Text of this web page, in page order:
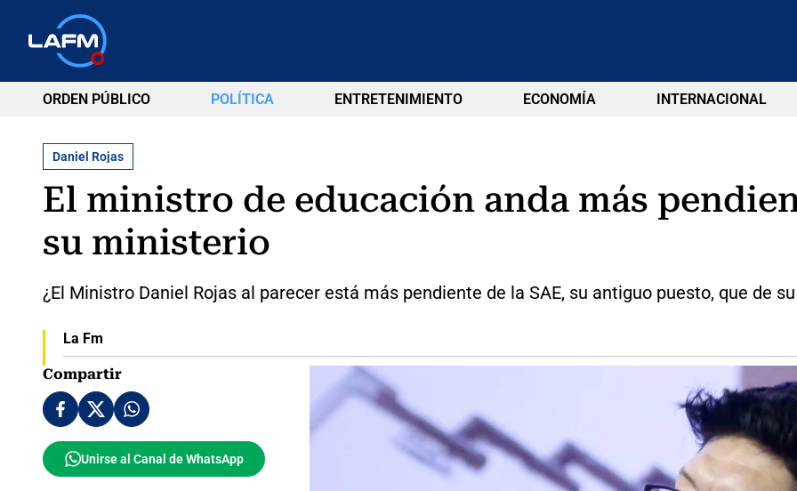
ORDEN PÚBLICO POLÍTICA ENTRETENIMIENTO ECONOMÍA INTERNACIONAL
Daniel Rojas
El ministro de educación anda más
su ministerio
¿El Ministro Daniel Rojas al parecer está más pendiente de la SAE, su antiguo puesto, que de
La Fm
Compartir
Unirse al Canal de WhatsApp